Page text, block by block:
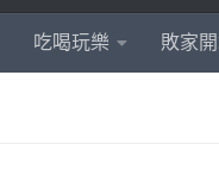
吃喝玩樂 敗家